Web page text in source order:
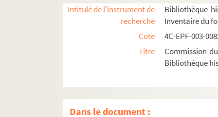
Intitulé de l'instrument de
recherche
Bibliothèque
Inventaire du
Cote
4C-EPF-003-
Titre
Commission
Bibliothèque
Dans le document :
Dossier n° 29
Dossier n° 30
Dossier n° 34 bis
Dossier n° 35